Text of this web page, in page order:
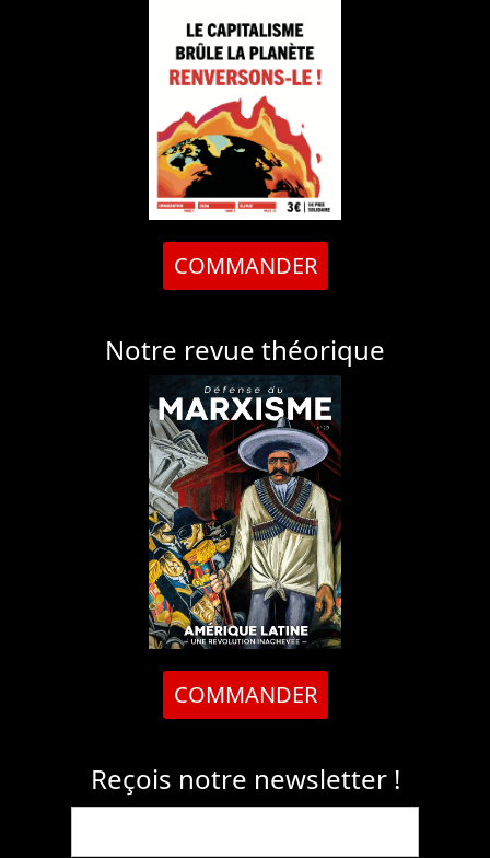
COMMANDER
Notre revue théorique
COMMANDER
Reçois notre newsletter !